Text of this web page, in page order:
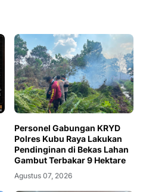
Personel Gabungan KRYD
Polres Kubu Raya Lakukan
Pendinginan di Bekas Lahan
Gambut Terbakar 9 Hektare
Agustus 07, 2026